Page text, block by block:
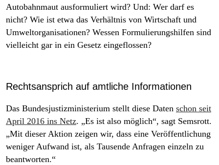
Autobahnmaut ausformuliert wird? Und: Wer darf es
nicht? Wie ist etwa das Verhältnis von Wirtschaft und
Umweltorganisationen? Wessen Formulierungshilfen sind
vielleicht gar in ein Gesetz eingeflossen?
Rechtsansprich auf amtliche Informationen
Das Bundesjustizministerium stellt diese Daten schon seit
April 2016 ins Netz. „Es ist also möglich“, sagt Semsrott.
„Mit dieser Aktion zeigen wir, dass eine Veröffentlichung
weniger Aufwand ist, als Tausende Anfragen einzeln zu
beantworten.“